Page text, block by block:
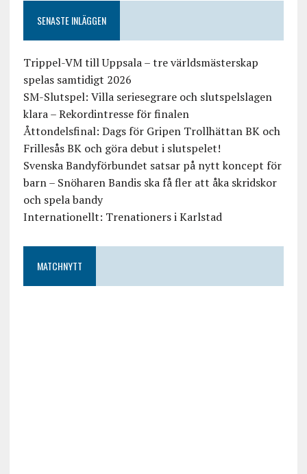
SENASTE INLÄGGEN
Trippel-VM till Uppsala – tre världsmästerskap
spelas samtidigt 2026
SM-Slutspel: Villa seriesegrare och slutspelslagen
klara – Rekordintresse för finalen
Åttondelsfinal: Dags för Gripen Trollhättan BK och
Frillesås BK och göra debut i slutspelet!
Svenska Bandyförbundet satsar på nytt koncept för
barn – Snöharen Bandis ska få fler att åka skridskor
och spela bandy
Internationellt: Trenationers i Karlstad
MATCHNYTT